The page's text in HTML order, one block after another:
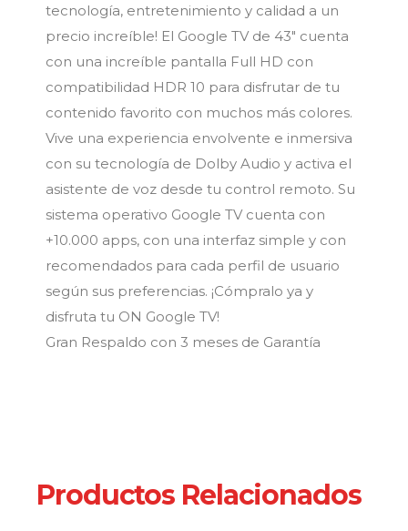
tecnología, entretenimiento y calidad a un
precio increíble! El Google TV de 43″ cuenta
con una increíble pantalla Full HD con
compatibilidad HDR 10 para disfrutar de tu
contenido favorito con muchos más colores.
Vive una experiencia envolvente e inmersiva
con su tecnología de Dolby Audio y activa el
asistente de voz desde tu control remoto. Su
sistema operativo Google TV cuenta con
+10.000 apps, con una interfaz simple y con
recomendados para cada perfil de usuario
según sus preferencias. ¡Cómpralo ya y
disfruta tu ON Google TV!
Gran Respaldo con 3 meses de Garantía
Productos Relacionados